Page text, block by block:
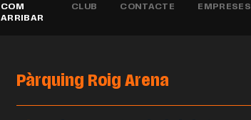
COM
ARRIBAR
CLUB CONTACTE EMPRESES
Pàrquing Roig Arena